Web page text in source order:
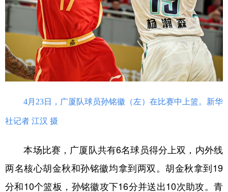
4月23日，广厦队球员孙铭徽（左）在比赛中上篮。新华
社记者 江汉 摄
本场比赛，广厦队共有6名球员得分上双，内外线
两名核心胡金秋和孙铭徽均拿到两双。胡金秋拿到19
分和10个篮板，孙铭徽攻下16分并送出10次助攻。青